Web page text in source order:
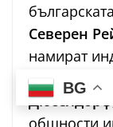
Северен
намират
силниBG